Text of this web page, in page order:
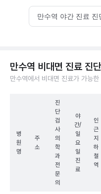
만수역 야간 진료 진
만수역 비대면 진료 진
만수역에서 비대면 진료가 가능
병
원
명
주
소
진
단
검
사
의
학
과
전
문
의
야
간/
일
요
일
진
료
인
근
지
하
철
역